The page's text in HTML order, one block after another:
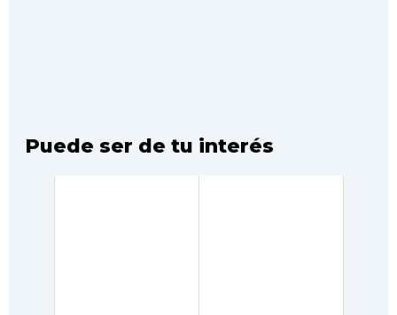
Puede ser de tu interés